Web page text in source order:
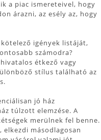
a piac ismereteivel, hogy
árazni, az esély az, hogy
igények listáját,
számodra?
étkező vagy
stílus található az
jó ház
túlzott elemzése. A
merülnek fel benne.
másodlagosan